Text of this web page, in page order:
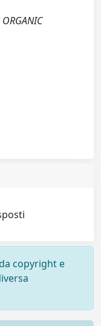
copyright e